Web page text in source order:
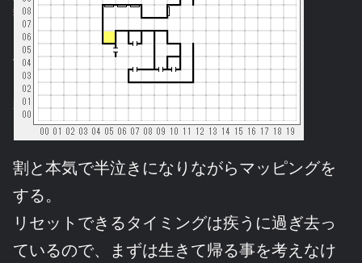
割と本気で半泣きになりながらマッピングを
する。
リセットできるタイミングは疾うに過ぎ去っ
ているので、まずは生きて帰る事を考えなけ